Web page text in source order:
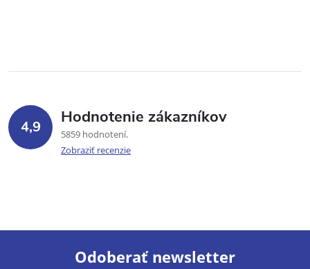
4,9 Hodnotenie zákazníkov
5859 hodnotení
Zobraziť recenzie
Odoberať newsletter